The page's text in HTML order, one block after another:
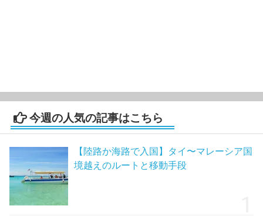
今週の人気の記事はこちら
【陸路か海路で入国】タイ〜マレーシア国
境越えのルートと移動手段